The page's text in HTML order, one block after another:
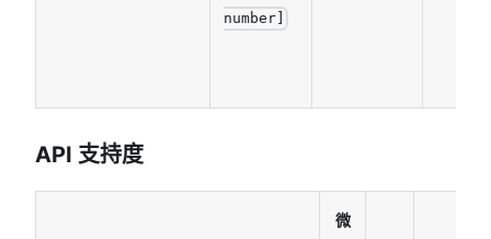
number]
API 支持度
微